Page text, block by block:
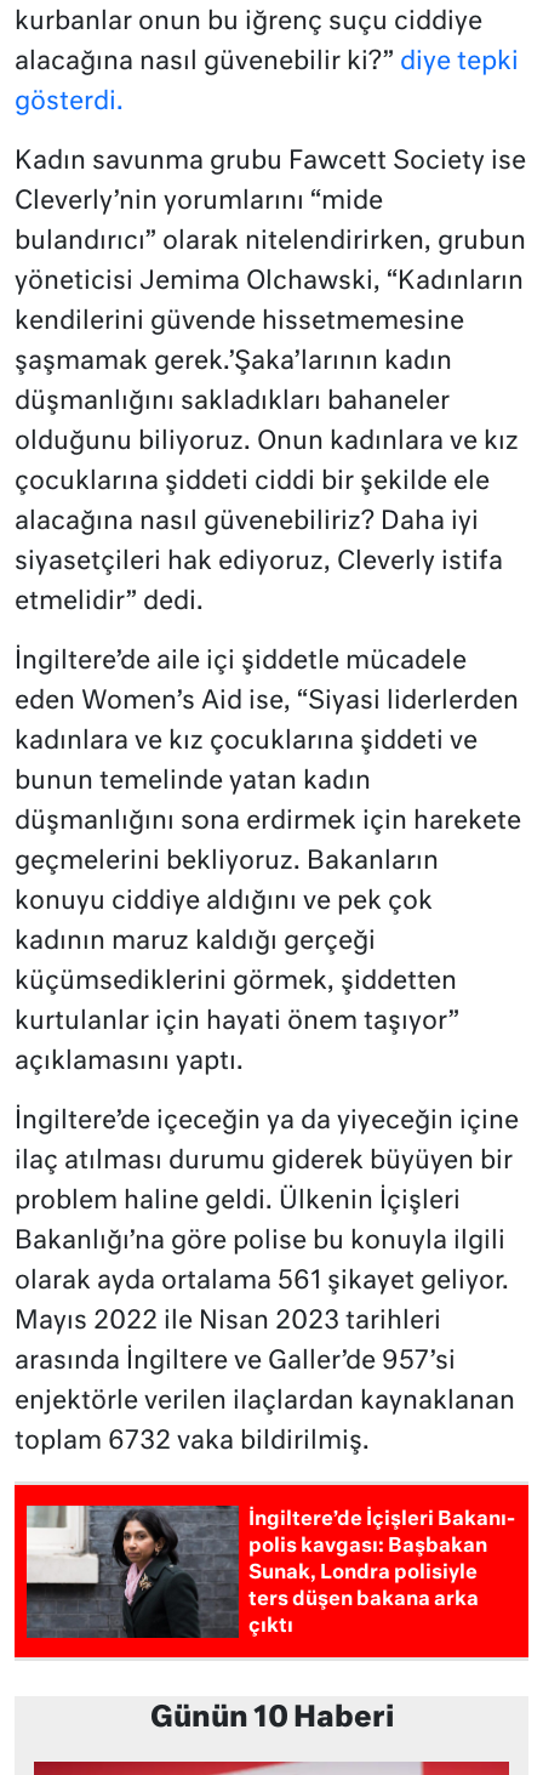
kurbanlar onun bu iğrenç suçu ciddiye
alacağına nasıl güvenebilir ki?” diye tepki
gösterdi.
Kadın savunma grubu Fawcett Society ise
Cleverly’nin yorumlarını “mide
bulandırıcı” olarak nitelendirirken, grubun
yöneticisi Jemima Olchawski, “Kadınların
kendilerini güvende hissetmemesine
şaşmamak gerek.’Şaka’larının kadın
düşmanlığını sakladıkları bahaneler
olduğunu biliyoruz. Onun kadınlara ve kız
çocuklarına şiddeti ciddi bir şekilde ele
alacağına nasıl güvenebiliriz? Daha iyi
siyasetçileri hak ediyoruz, Cleverly istifa
etmelidir” dedi.
İngiltere’de aile içi şiddetle mücadele
eden Women’s Aid ise, “Siyasi liderlerden
kadınlara ve kız çocuklarına şiddeti ve
bunun temelinde yatan kadın
düşmanlığını sona erdirmek için harekete
geçmelerini bekliyoruz. Bakanların
konuyu ciddiye aldığını ve pek çok
kadının maruz kaldığı gerçeği
küçümsediklerini görmek, şiddetten
kurtulanlar için hayati önem taşıyor”
açıklamasını yaptı.
İngiltere’de içeceğin ya da yiyeceğin içine
ilaç atılması durumu giderek büyüyen bir
problem haline geldi. Ülkenin İçişleri
Bakanlığı’na göre polise bu konuyla ilgili
olarak ayda ortalama 561 şikayet geliyor.
Mayıs 2022 ile Nisan 2023 tarihleri
arasında İngiltere ve Galler’de 957’si
enjektörle verilen ilaçlardan kaynaklanan
toplam 6732 vaka bildirilmiş.
İngiltere’de İçişleri Bakanı-
polis kavgası: Başbakan
Sunak, Londra polisiyle
ters düşen bakana arka
çıktı
Günün 10 Haberi